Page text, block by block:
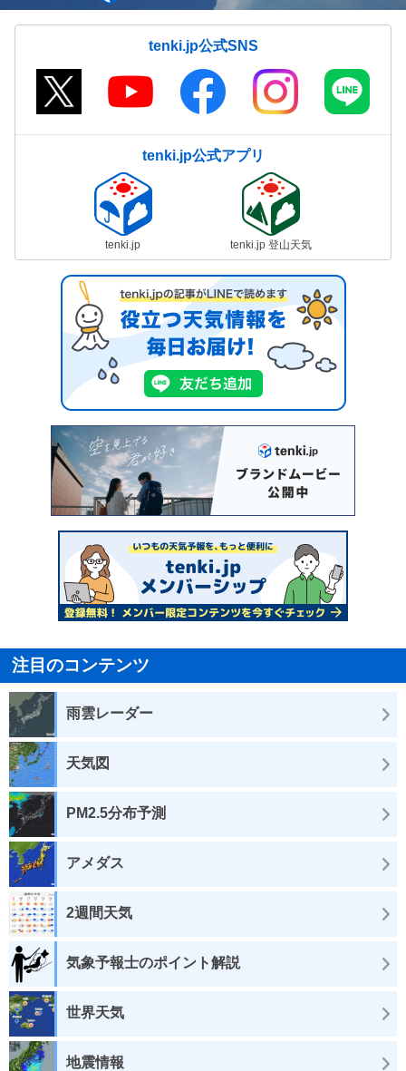
tenki.jp公式SNS
tenki.jp公式アプリ
tenki.jp tenki.jp 登山天気
注目のコンテンツ
雨雲レーダー
天気図
PM2.5分布予測
アメダス
2週間天気
気象予報士のポイント解説
世界天気
地震情報